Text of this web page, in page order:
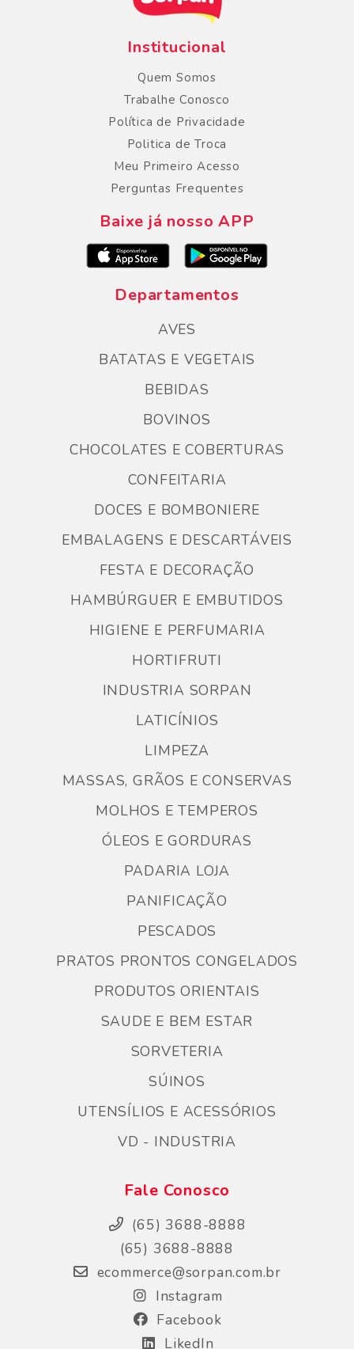
Institucional
Quem Somos
Trabalhe Conosco
Política de Privacidade
Politica de Troca
Meu Primeiro Acesso
Perguntas Frequentes
Baixe já nosso APP
Departamentos
AVES
BATATAS E VEGETAIS
BEBIDAS
BOVINOS
CHOCOLATES E COBERTURAS
CONFEITARIA
DOCES E BOMBONIERE
EMBALAGENS E DESCARTÁVEIS
FESTA E DECORAÇÃO
HAMBÚRGUER E EMBUTIDOS
HIGIENE E PERFUMARIA
HORTIFRUTI
INDUSTRIA SORPAN
LATICÍNIOS
LIMPEZA
MASSAS, GRÃOS E CONSERVAS
MOLHOS E TEMPEROS
ÓLEOS E GORDURAS
PADARIA LOJA
PANIFICAÇÃO
PESCADOS
PRATOS PRONTOS CONGELADOS
PRODUTOS ORIENTAIS
SAUDE E BEM ESTAR
SORVETERIA
SÚINOS
UTENSÍLIOS E ACESSÓRIOS
VD - INDUSTRIA
Fale Conosco
(65) 3688-8888
(65) 3688-8888
ecommerce@sorpan.com.br
Instagram
Facebook
LikedIn